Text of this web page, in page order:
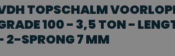
TOPSCHALM
100 - 3,5 TON -
2-SPRONG 7 MM